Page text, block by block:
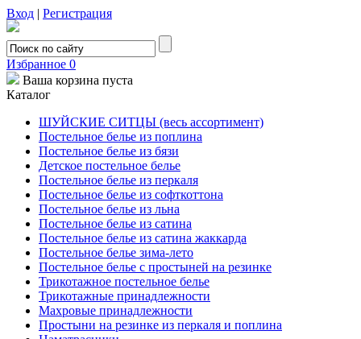
Вход | Регистрация
Избранное 0
Ваша корзина пуста
Каталог
ШУЙСКИЕ СИТЦЫ (весь ассортимент)
Постельное белье из поплина
Постельное белье из бязи
Детское постельное белье
Постельное белье из перкаля
Постельное белье из софткоттона
Постельное белье из льна
Постельное белье из сатина
Постельное белье из сатина жаккарда
Постельное белье зима-лето
Постельное белье с простыней на резинке
Трикотажное постельное белье
Трикотажные принадлежности
Махровые принадлежности
Простыни на резинке из перкаля и поплина